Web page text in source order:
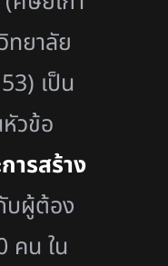
ทยาลัย
เป็น
วข้อ
ารสร้าง
บผู้ต้อง
คน ใน